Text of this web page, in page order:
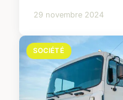
29 novembre 2024
SOCIÉTÉ